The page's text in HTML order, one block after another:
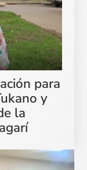
para
y
la